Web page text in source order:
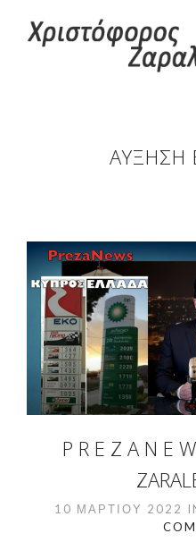
ΑΎΞΗΣΗ
P R E Z A N
10 ΜΑΡΤΊΟΥ 2022